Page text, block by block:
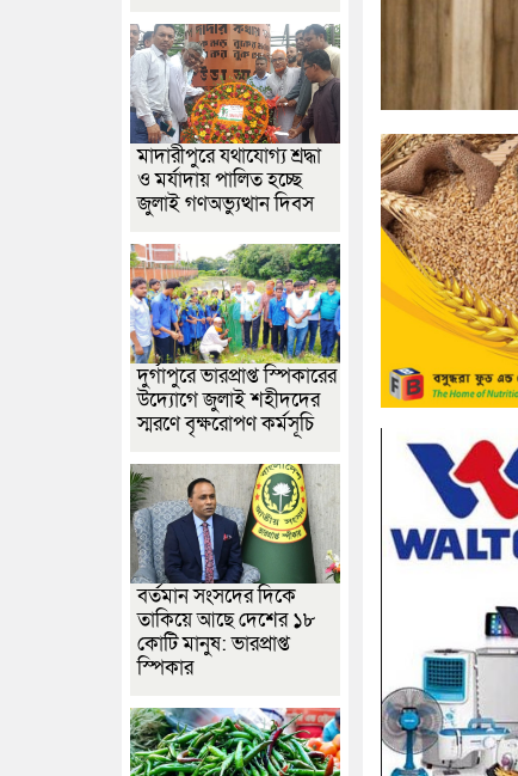
মাদারীপুরে যথাযোগ্য শ্রদ্ধা
ও মর্যাদায় পালিত হচ্ছে
জুলাই গণঅভ্যুত্থান দিবস
দুর্গাপুরে ভারপ্রাপ্ত স্পিকারের
উদ্যোগে জুলাই শহীদদের
স্মরণে বৃক্ষরোপণ কর্মসূচি
বর্তমান সংসদের দিকে
তাকিয়ে আছে দেশের ১৮
কোটি মানুষ: ভারপ্রাপ্ত
স্পিকার